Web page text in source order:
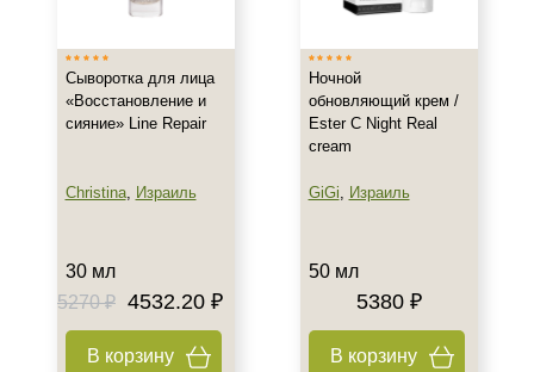
Обновление клеток
Показать еще
Область применения
Тело
Объём
30 мл
50 мл
Сыворотка для лица
«Восстановление и
сияние» Line Repair
Christina, Израиль
30 мл
5270 ₽ 4532.20 ₽
В корзину
Ночной
обновляющий крем /
Ester C Night Real
cream
GiGi, Израиль
50 мл
5380 ₽
В корзину